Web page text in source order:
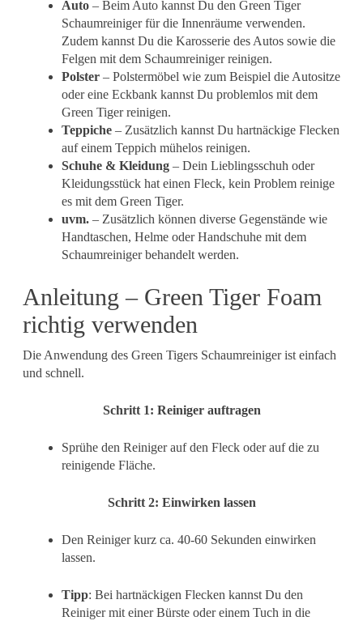
Auto– Beim Auto kannst Du den Green Tiger
Schaumreiniger für die Innenräume verwenden.
Zudem kannst Du die Karosserie des Autos sowie die
Felgen mit dem Schaumreiniger reinigen.
Polster– Polstermöbel wie zum Beispiel die Autositze
oder eine Eckbank kannst Du problemlos mit dem
Green Tiger reinigen.
Teppiche– Zusätzlich kannst Du hartnäckige Flecken
auf einem Teppich mühelos reinigen.
Schuhe & Kleidung– Dein Lieblingsschuh oder
Kleidungsstück hat einen Fleck, kein Problem reinige
es mit dem Green Tiger.
uvm.– Zusätzlich können diverse Gegenstände wie
Handtaschen, Helme oder Handschuhe mit dem
Schaumreiniger behandelt werden.
Anleitung – Green Tiger Foam
richtig verwenden
Die Anwendung des Green Tigers Schaumreiniger ist einfach
und schnell.
Schritt 1: Reiniger auftragen
Sprühe den Reiniger auf den Fleck oder auf die zu
reinigende Fläche.
Schritt 2: Einwirken lassen
Den Reiniger kurz ca. 40-60 Sekunden einwirken
lassen.
Tipp: Bei hartnäckigen Flecken kannst Du den
Reiniger mit einer Bürste oder einem Tuch in die